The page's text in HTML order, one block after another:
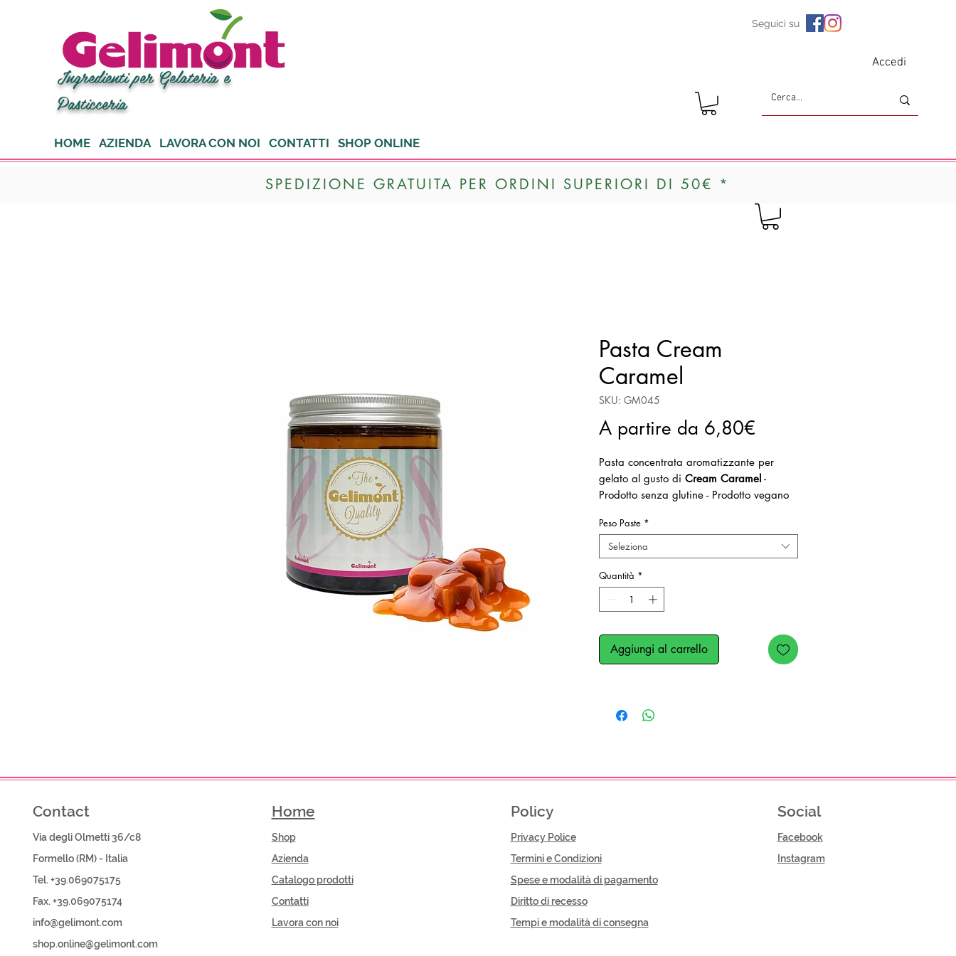
Ingredienti per Gelateria e
Pasticceria
Seguici su
Accedi
HOME AZIENDA LAVORA CON NOI CONTATTI SHOP ONLINE
SPEDIZIONE GRATUITA PER ORDINI SUPERIORI DI 50€ *
Pasta Cream
Caramel
SKU: GM045
A partire da 6,80€
Pasta concentrata aromatizzante per
gelato al gusto di Cream Caramel -
Prodotto senza glutine - Prodotto vegano
Peso Paste *
Seleziona
Quantità *
Aggiungi al carrello
Contact
Via degli Olmetti 36/c8
Formello (RM) - Italia
Tel. +39.069075175
Fax. +39.069075174
info@gelimont.com
shop.online@gelimont.com
Home
Shop​
Azienda
Catalogo prodotti
Contatti
Lavora con noi
Policy
Privacy Police
Termini e Condizioni
Spese e modalità di pagamento
Diritto di recesso
Tempi e modalità di consegna
Social
Facebook
Instagram